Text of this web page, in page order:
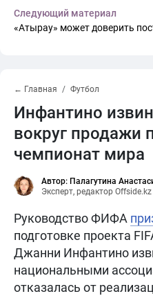
Следующий материал
«Атырау» может доверить
← Главная Футбол
Инфантино
вокруг продажи
чемпионат мира
Автор: Палагутина
Эксперт, редактор Offside.kz
Руководство ФИФА
подготовке проекта
Джанни Инфантино
национальными
отказалась от